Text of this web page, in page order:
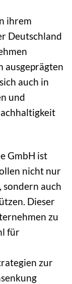
ihrem
Deutschland
ausgeprägten
auch in
und
GmbH ist
nicht nur
auch
Dieser
zu
für
zur